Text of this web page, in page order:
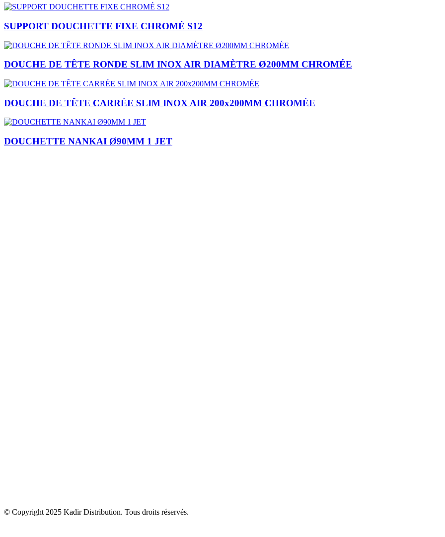
SUPPORT DOUCHETTE FIXE CHROMÉ S12
DOUCHE DE TÊTE RONDE SLIM INOX AIR DIAMÈTRE Ø200MM CHROMÉE
DOUCHE DE TÊTE CARRÉE SLIM INOX AIR 200x200MM CHROMÉE
DOUCHETTE NANKAI Ø90MM 1 JET
© Copyright 2025 Kadir Distribution. Tous droits réservés.